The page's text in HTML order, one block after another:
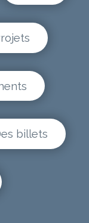
billets